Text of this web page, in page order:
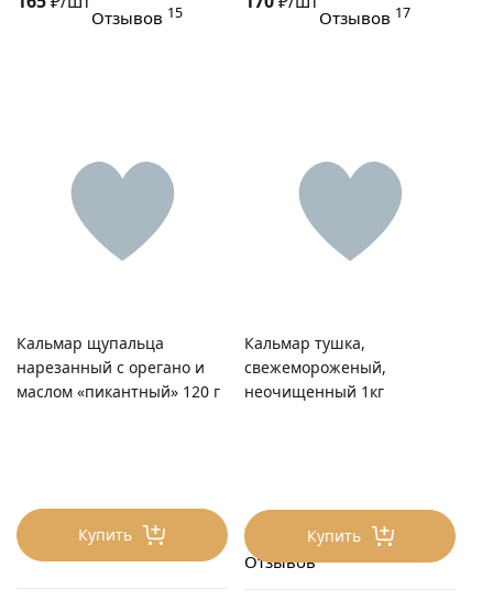
Отзывов 15
Отзывов 17
Купить
Кальмар щупальца
нарезанный с орегано и
маслом «пикантный» 120 г
Купить
Кальмар тушка,
свежемороженый,
неочищенный 1кг
Отзывов